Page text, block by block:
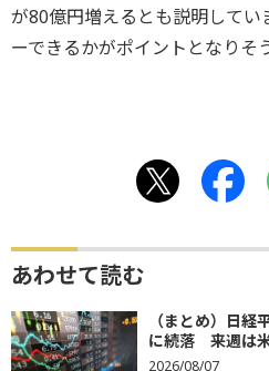
が80億円増えるとも説明してい
ーできるかがポイントとなりそ
あわせて読む
（まとめ）日
に続落 来週は
2026/08/07